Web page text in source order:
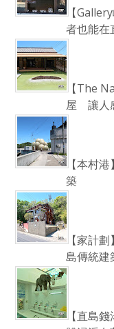
【
者也能在
【The
屋 讓人
【本村
築
【家計
島傳統建
【直島